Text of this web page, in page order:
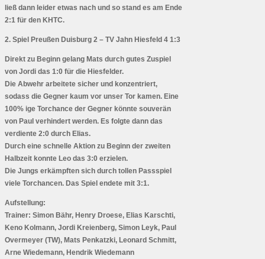
ließ dann leider etwas nach und so stand es am Ende
2:1 für den KHTC.
2. Spiel Preußen Duisburg 2 – TV Jahn Hiesfeld 4 1:3
Direkt zu Beginn gelang Mats durch gutes Zuspiel
von Jordi das 1:0 für die Hiesfelder.
Die Abwehr arbeitete sicher und konzentriert,
sodass die Gegner kaum vor unser Tor kamen. Eine
100% ige Torchance der Gegner könnte souverän
von Paul verhindert werden. Es folgte dann das
verdiente 2:0 durch Elias.
Durch eine schnelle Aktion zu Beginn der zweiten
Halbzeit konnte Leo das 3:0 erzielen.
Die Jungs erkämpften sich durch tollen Passspiel
viele Torchancen. Das Spiel endete mit 3:1.
Aufstellung:
Trainer: Simon Bähr, Henry Droese, Elias Karschti,
Keno Kolmann, Jordi Kreienberg, Simon Leyk, Paul
Overmeyer (TW), Mats Penkatzki, Leonard Schmitt,
Arne Wiedemann, Hendrik Wiedemann